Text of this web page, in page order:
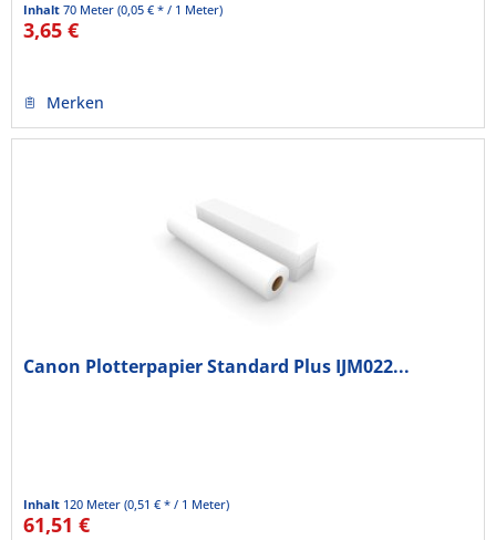
Inhalt70 Meter(0,05 € * / 1 Meter)
3,65 €
Merken
Canon Plotterpapier Standard Plus IJM022...
Inhalt 120 Meter(0,51 € * / 1 Meter)
61,51 €